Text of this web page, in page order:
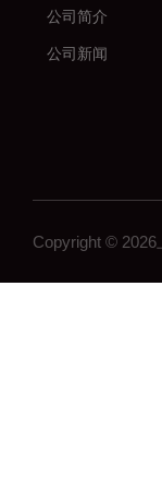
公司简介
公司新闻
Copyright ©